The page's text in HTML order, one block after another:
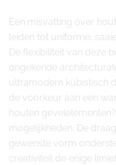
Een misvatting over
leiden tot uniforme,
De flexibiliteit van deze
ongekende
ultramodern kubistisch
de voorkeur aan een
houten
mogelijkheden. De
gewenste vorm
creativiteit de enige